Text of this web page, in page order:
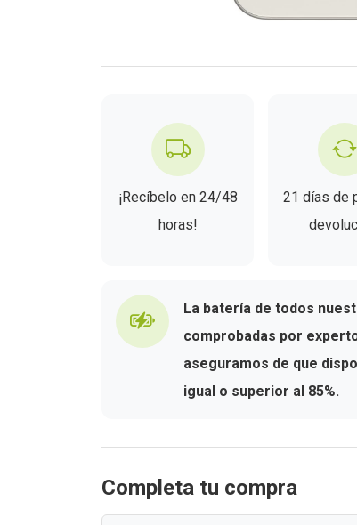
¡Recíbelo en 24/48
horas!
21 días de
La batería de todos
comprobadas por
aseguramos de que
igual o superior al 85%.
Completa tu compra